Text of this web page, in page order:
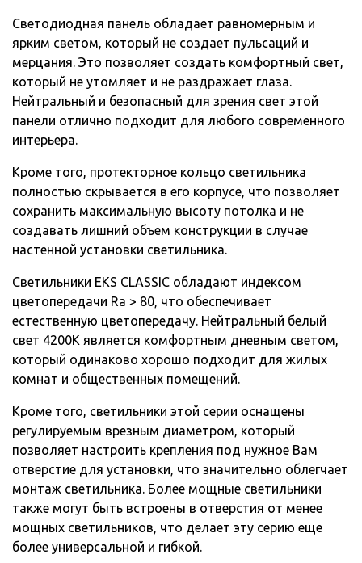
Светодиодная панель обладает равномерным и
ярким светом, который не создает пульсаций и
мерцания. Это позволяет создать комфортный свет,
который не утомляет и не раздражает глаза.
Нейтральный и безопасный для зрения свет этой
панели отлично подходит для любого современного
интерьера.
Кроме того, протекторное кольцо светильника
полностью скрывается в его корпусе, что позволяет
сохранить максимальную высоту потолка и не
создавать лишний объем конструкции в случае
настенной установки светильника.
Светильники EKS CLASSIC обладают индексом
цветопередачи Ra > 80, что обеспечивает
естественную цветопередачу. Нейтральный белый
свет 4200K является комфортным дневным светом,
который одинаково хорошо подходит для жилых
комнат и общественных помещений.
Кроме того, светильники этой серии оснащены
регулируемым врезным диаметром, который
позволяет настроить крепления под нужное Вам
отверстие для установки, что значительно облегчает
монтаж светильника. Более мощные светильники
также могут быть встроены в отверстия от менее
мощных светильников, что делает эту серию еще
более универсальной и гибкой.